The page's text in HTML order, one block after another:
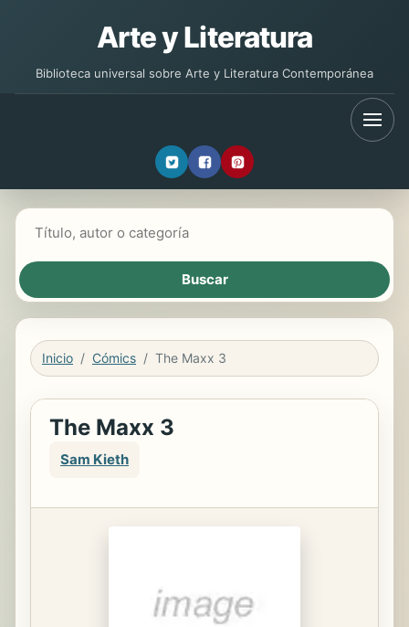
Arte y Literatura
Biblioteca universal sobre Arte y Literatura Contemporánea
Inicio Cómics The Maxx 3
The Maxx 3
Sam Kieth